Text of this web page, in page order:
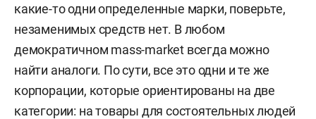
какие-то одни определенные марки, поверьте,
незаменимых средств нет. В любом
демократичном mass-market всегда можно
найти аналоги. По сути, все это одни и те же
корпорации, которые ориентированы на две
категории: на товары для состоятельных людей